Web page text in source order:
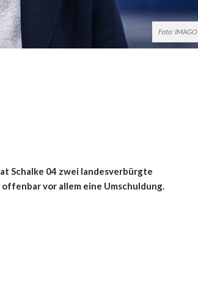
Foto: IMAGO
Schalke 04 zwei landesverbürgte
vor allem eine Umschuldung.